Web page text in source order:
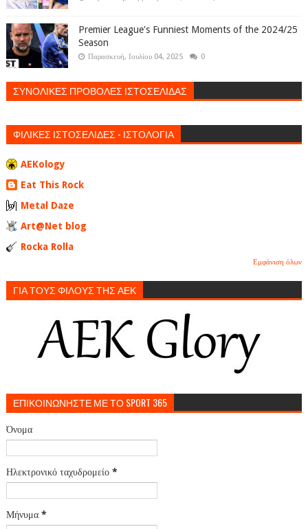
Premier League's Funniest Moments of the 2024/25
Season
Παρασκευή, Ιουλίου 04, 2025 0
ΣΥΝΟΛΙΚΕΣ ΠΡΟΒΟΛΕΣ ΙΣΤΟΣΕΛΙΔΑΣ
ΦΙΛΙΚΕΣ ΙΣΤΟΣΕΛΙΔΕΣ - ΙΣΤΟΛΟΓΙΑ
AEKology
Eat This Rock
Metal Daze
Art@Net blog
Rocka Rolla
Εμφάνιση όλων
ΓΙΑ ΤΟΥΣ ΦΙΛΟΥΣ ΤΗΣ ΑΕΚ
ΕΠΙΚΟΙΝΩΝΗΣΤΕ ΜΕ ΤΟ SPORT 365
Όνομα
Ηλεκτρονικό ταχυδρομείο *
Μήνυμα *